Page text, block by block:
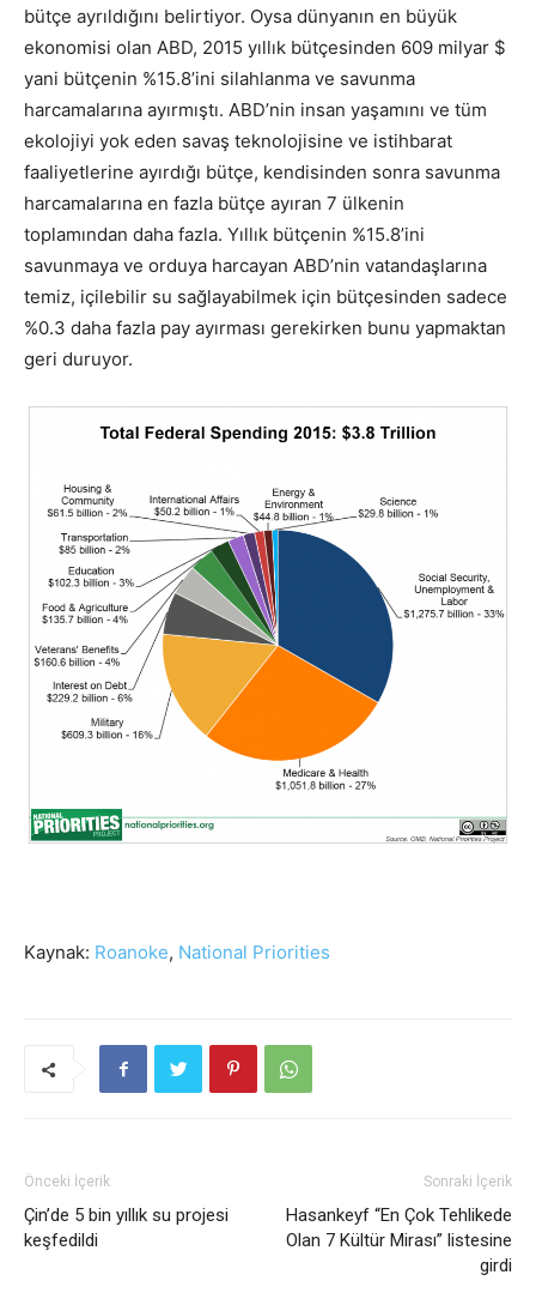
bütçe ayrıldığını belirtiyor. Oysa dünyanın en büyük
ekonomisi olan ABD, 2015 yıllık bütçesinden 609 milyar $
yani bütçenin %15.8’ini silahlanma ve savunma
harcamalarına ayırmıştı. ABD’nin insan yaşamını ve tüm
ekolojiyi yok eden savaş teknolojisine ve istihbarat
faaliyetlerine ayırdığı bütçe, kendisinden sonra savunma
harcamalarına en fazla bütçe ayıran 7 ülkenin
toplamından daha fazla. Yıllık bütçenin %15.8’ini
savunmaya ve orduya harcayan ABD’nin vatandaşlarına
temiz, içilebilir su sağlayabilmek için bütçesinden sadece
%0.3 daha fazla pay ayırması gerekirken bunu yapmaktan
geri duruyor.
Kaynak: Roanoke, National Priorities
Önceki İçerik
Çin’de 5 bin yıllık su projesi
keşfedildi
Sonraki İçerik
Hasankeyf “En Çok Tehlikede
Olan 7 Kültür Mirası” listesine
girdi